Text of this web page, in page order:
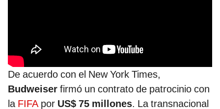
De acuerdo con el New York Times,
Budweiser firmó un contrato de patrocinio con
la FIFApor US$ 75 millones. La transnacional